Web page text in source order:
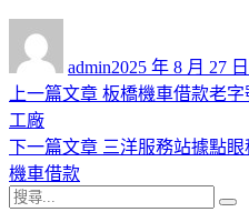
admin佈
日
2025 年 8 月 27 日
文
章
導
上一篇文章 上
篇
板橋機車借款老
工廠
下一篇文章 下
三洋服務站據點
機車借款
搜